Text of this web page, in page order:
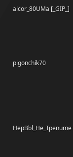
alcor_80UMa [_GIP_]
pigonchik70
HepBbl_He_Tpenume